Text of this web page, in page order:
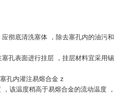
彻底清洗塞体 ，除去塞孔内的油污和
孔表面进行挂层 ，挂层材料宜采用锡
孔内灌注易熔合金 z
该温度稍高于易熔合金的流动温度 ，